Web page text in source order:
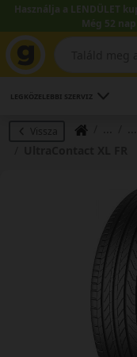
Használja a LENDÜLET
Még 52
LEGKÖZELEBBI SZERVIZ
Vissza